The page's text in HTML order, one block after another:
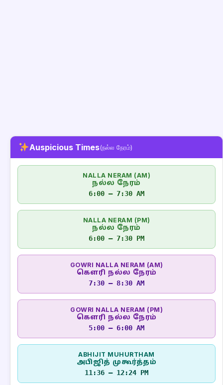
Auspicious Times(நல்ல நேரம்)
NALLA NERAM (AM)
நல்ல நேரம்
6:00 – 7:30 AM
NALLA NERAM (PM)
நல்ல நேரம்
6:00 – 7:30 PM
GOWRI NALLA NERAM (AM)
கௌரி நல்ல நேரம்
7:30 – 8:30 AM
GOWRI NALLA NERAM (PM)
கௌரி நல்ல நேரம்
5:00 – 6:00 AM
ABHIJIT MUHURTHAM
அபிஜித் முகூர்த்தம்
11:36 – 12:24 PM